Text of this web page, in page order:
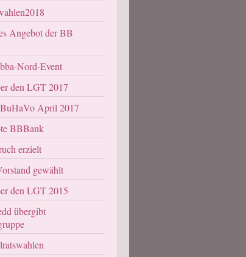
Angebot der BB
Nord-Event
den LGT 2017
April 2017
BBBank
erzielt
gewählt
den LGT 2015
übergibt